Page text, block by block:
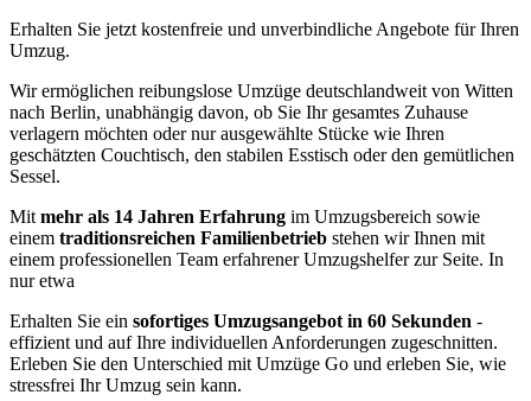
Erhalten Sie jetzt kostenfreie und unverbindliche Angebote für Ihren
Umzug.
Wir ermöglichen reibungslose Umzüge deutschlandweit von Witten
nach Berlin, unabhängig davon, ob Sie Ihr gesamtes Zuhause
verlagern möchten oder nur ausgewählte Stücke wie Ihren
geschätzten Couchtisch, den stabilen Esstisch oder den gemütlichen
Sessel.
Mit mehr als 14 Jahren Erfahrung im Umzugsbereich sowie
einem traditionsreichen Familienbetrieb stehen wir Ihnen mit
einem professionellen Team erfahrener Umzugshelfer zur Seite. In
nur etwa
Erhalten Sie ein sofortiges Umzugsangebot in 60 Sekunden -
effizient und auf Ihre individuellen Anforderungen zugeschnitten.
Erleben Sie den Unterschied mit Umzüge Go und erleben Sie, wie
stressfrei Ihr Umzug sein kann.